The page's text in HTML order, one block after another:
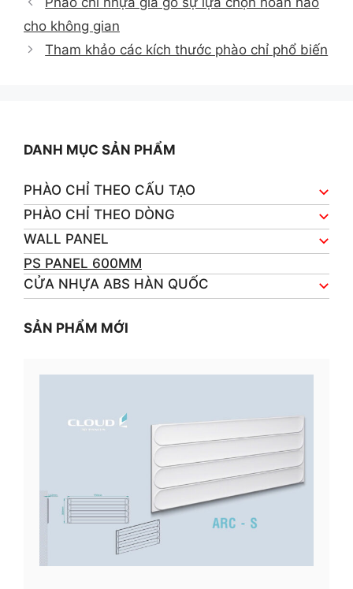
cho không gian
Tham khảo các kích thước phào chỉ phổ biến
DANH MỤC SẢN PHẨM
PHÀO CHỈ THEO CẤU TẠO
PHÀO CHỈ THEO DÒNG
WALL PANEL
PS PANEL 600MM
CỬA NHỰA ABS HÀN QUỐC
SẢN PHẨM MỚI